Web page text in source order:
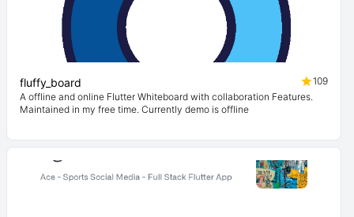
fluffy_board
109
A offline and online Flutter Whiteboard with collaboration Features.
Maintained in my free time. Currently demo is offline